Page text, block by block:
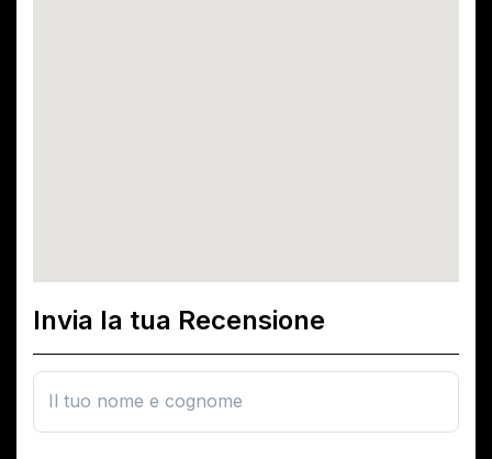
Invia la tua Recensione
Il tuo nome e cognome